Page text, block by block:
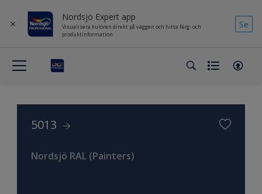
Nordsjö Expert app
Visualisera kulören direkt på väggen och hitta färg- och
produktinformation
Se
5013
Nordsjö RAL (Painters)